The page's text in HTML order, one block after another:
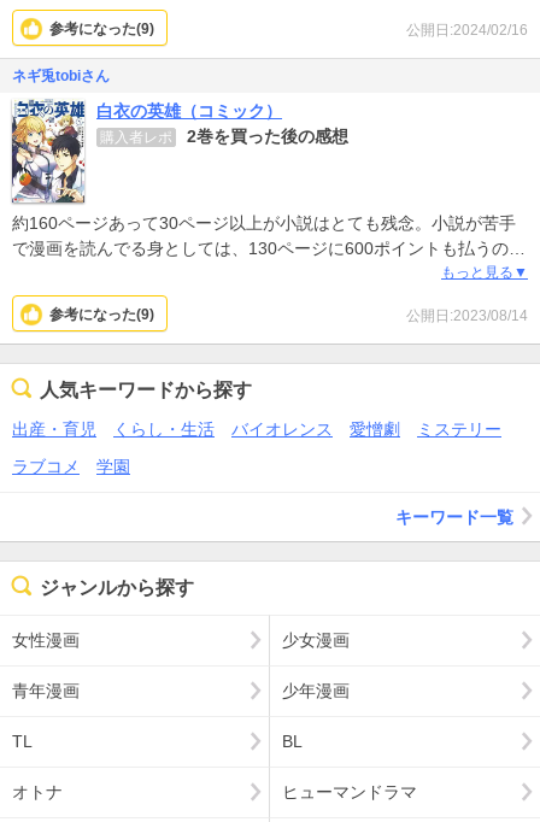
そういった点が気になる方は少し注意かもです…！
公開日:2024/02/16
参考になった(9)
ネギ兎tobiさん
白衣の英雄（コミック）
購入者レポ 2巻を買った後の感想
約160ページあって30ページ以上が小説はとても残念。小説が苦手
で漫画を読んでる身としては、130ページに600ポイントも払うのが
とても勿体ない。正直小説部が5〜10ページ位が調度良い。書籍で
購入している転○ラや信長の○ェフ等(人気の作品達)は、文章部がレ
シピだったりちょっとしたあらすじで数ページ(5〜10ページ弱)しか
ない為読みやすい。漫画なら漫画らしく小説部は減らすべき。
内容は面白いので続きは読みたいが、3巻以降もこのスタイルなら購
入はポチれない。せめて小説部をおまけ漫画として、30ページ分書
けば買いだと思う。
もっと見る▼
公開日:2023/08/14
参考になった(9)
人気キーワードから探す
出産・育児 くらし・生活 バイオレンス 愛憎劇
ミステリー
ラブコメ
学園
キーワード一覧
ジャンルから探す
女性漫画 少女漫画
青年漫画 少年漫画
TL BL
オトナ ヒューマンドラマ